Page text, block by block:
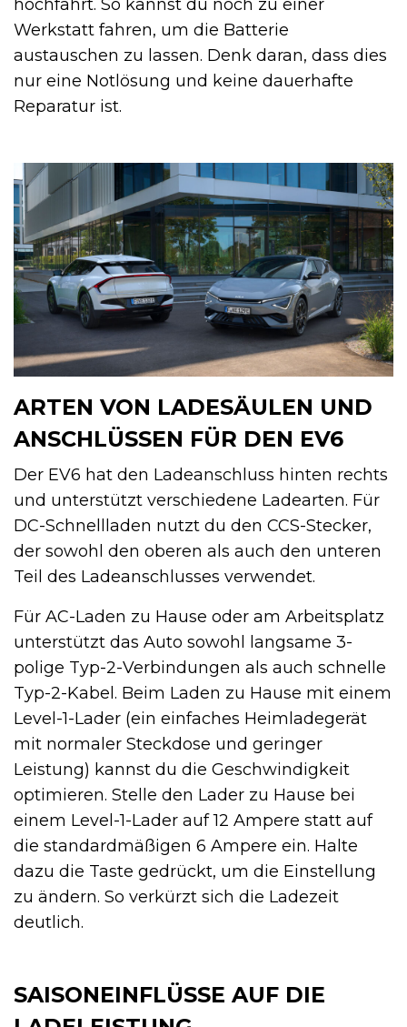
hochfährt. So kannst du noch zu einer
Werkstatt fahren, um die Batterie
austauschen zu lassen. Denk daran, dass dies
nur eine Notlösung und keine dauerhafte
Reparatur ist.
ARTEN VON LADESÄULEN UND
ANSCHLÜSSEN FÜR DEN EV6
Der EV6 hat den Ladeanschluss hinten rechts
und unterstützt verschiedene Ladearten. Für
DC-Schnellladen nutzt du den CCS-Stecker,
der sowohl den oberen als auch den unteren
Teil des Ladeanschlusses verwendet.
Für AC-Laden zu Hause oder am Arbeitsplatz
unterstützt das Auto sowohl langsame 3-
polige Typ-2-Verbindungen als auch schnelle
Typ-2-Kabel. Beim Laden zu Hause mit einem
Level-1-Lader (ein einfaches Heimladegerät
mit normaler Steckdose und geringer
Leistung) kannst du die Geschwindigkeit
optimieren. Stelle den Lader zu Hause bei
einem Level-1-Lader auf 12 Ampere statt auf
die standardmäßigen 6 Ampere ein. Halte
dazu die Taste gedrückt, um die Einstellung
zu ändern. So verkürzt sich die Ladezeit
deutlich.
SAISONEINFLÜSSE AUF DIE